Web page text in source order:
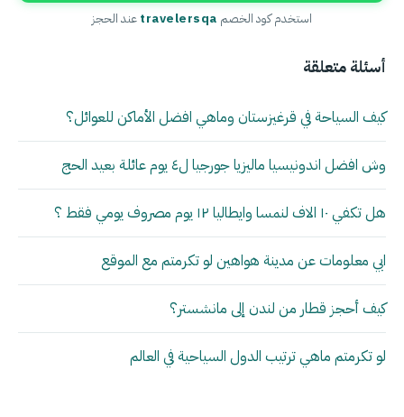
استخدم كود الخصم travelersqaعند الحجز
أسئلة متعلقة
كيف السياحة في قرغيزستان وماهي افضل الأماكن للعوائل؟
وش افضل اندونيسيا ماليزيا جورجيا ل٤ يوم عائلة بعيد الحج
هل تكفي ١٠ الاف لنمسا وايطاليا ١٢ يوم مصروف يومي فقط ؟
ابي معلومات عن مدينة هواهين لو تكرمتم مع الموقع
كيف أحجز قطار من لندن إلى مانشستر؟
لو تكرمتم ماهي ترتيب الدول السياحية في العالم